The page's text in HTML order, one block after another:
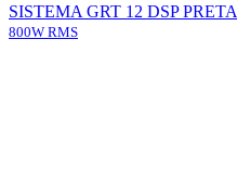
SISTEMA GRT 12 DSP PRETA
800W RMS